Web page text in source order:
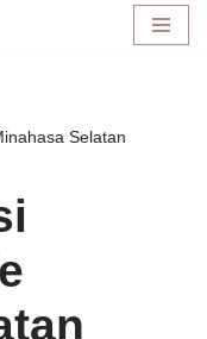
Selatan